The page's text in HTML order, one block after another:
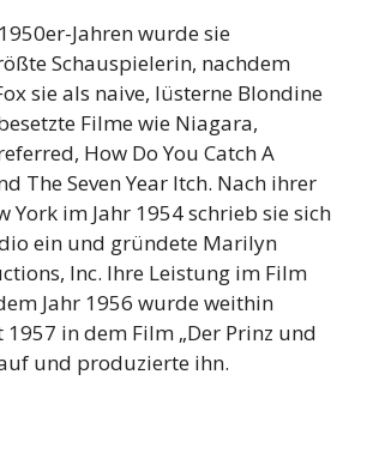
Jahren wurde sie
Schauspielerin, nachdem
sie als naive, lüsterne Blondine
Filme wie Niagara,
How Do You Catch A
The Seven Year Itch. Nach ihrer
York im Jahr 1954 schrieb sie sich
ein und gründete Marilyn
Inc. Ihre Leistung im Film
Jahr 1956 wurde weithin
1957 in dem Film „Der Prinz und
und produzierte ihn.